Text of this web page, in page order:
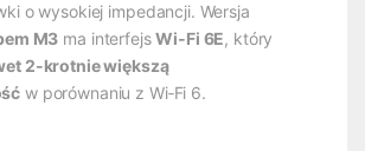
o wysokiej impedancji. Wersja
M3 ma interfejsWi‑Fi 6E, który
2-krotnie większą
w porównaniu z Wi‑Fi 6.